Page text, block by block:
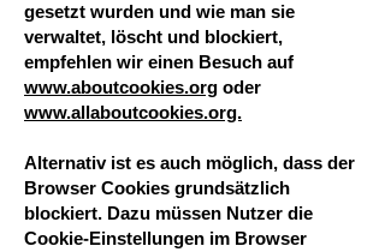
gesetzt wurden und wie man sie
verwaltet, löscht und blockiert,
empfehlen wir einen Besuch auf
www.aboutcookies.org oder
www.allaboutcookies.org.
Alternativ ist es auch möglich, dass der
Browser Cookies grundsätzlich
blockiert. Dazu müssen Nutzer die
Cookie-Einstellungen im Browser